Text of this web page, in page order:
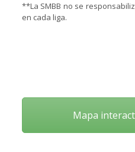
**La SMBB no se
en cada liga.
Mapa